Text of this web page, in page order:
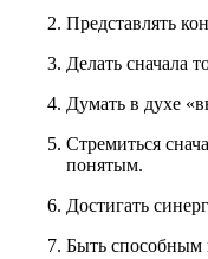
Представлять
Делать сначала
Думать в духе
Стремиться
понятым.
Достигать
Быть способным